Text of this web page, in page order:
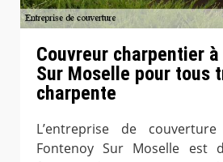
Couvreur charpentier
Sur Moselle pour tous
charpente
L’entreprise de
Fontenoy Sur Moselle est